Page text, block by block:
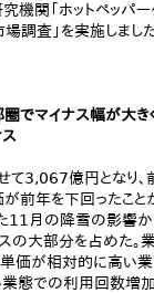
機関「ホットペッパ
査」を実施しまし
でマイナス幅が大
億円となり、
前年を下回ったこ
11月の降雪の影響
の大部分を占めた
価が相対的に高い業
業態での利用回数増